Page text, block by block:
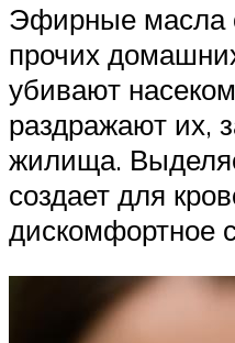
Эфирные масла
прочих
убивают
раздражают их,
жилища.
создает для
дискомфортное